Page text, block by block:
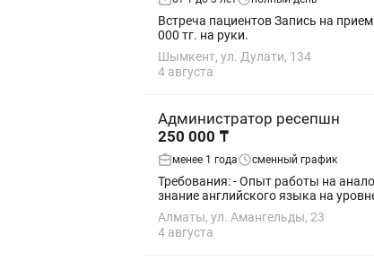
Встреча пациентов Запись на
000 тг. на руки.
Шымкент, ул. Дулати, 134
4 августа
Администратор ресепшн
250 000 ₸
менее 1 года сменный график
Требования: - Опыт работы на аналогичной должности будет преимуществом. - Грамотная устная и письменная речь. - Знание русского языка,
знание английского языка на
Алматы, ул. Амангельды, 23
4 августа